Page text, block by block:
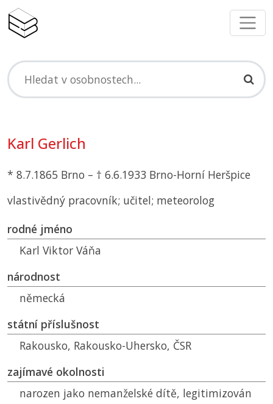
Karl Gerlich
* 8.7.1865 Brno – † 6.6.1933 Brno-Horní Heršpice
vlastivědný pracovník; učitel; meteorolog
rodné jméno
Karl Viktor Váňa
národnost
německá
státní příslušnost
Rakousko, Rakousko-Uhersko, ČSR
zajímavé okolnosti
narozen jako nemanželské dítě, legitimizován